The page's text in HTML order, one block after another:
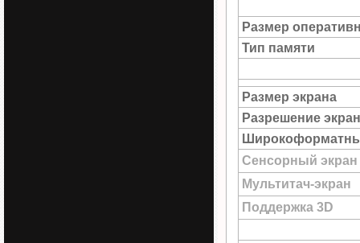
Размер
Тип памяти
Размер экрана
Разрешение
Сенсорный экран
Мультитач-экран
Поддержка 3D